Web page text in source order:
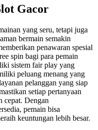
Gacor
yang seru, tetapi juga
bermain semakin
penawaran spesial
spin bagi para pemain
sistem fair play yang
peluang menang yang
pelanggan yang siap
setiap pertanyaan
cepat. Dengan
pemain bisa
keuntungan lebih besar.